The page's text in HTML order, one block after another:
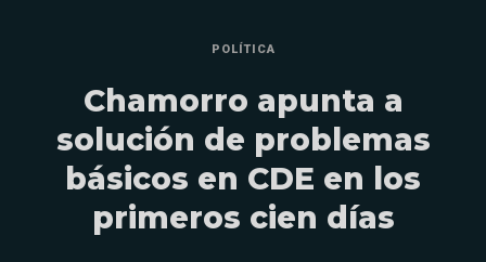
POLÍTICA
Chamorro apunta a
solución de problemas
básicos en CDE en los
primeros cien días